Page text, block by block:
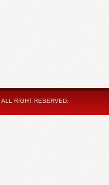
RIGHT RESERVED.